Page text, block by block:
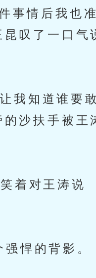
事情后我也准
叹了一口气
我知道谁要敢
沙扶手被王
着对王涛说
悍的背影。